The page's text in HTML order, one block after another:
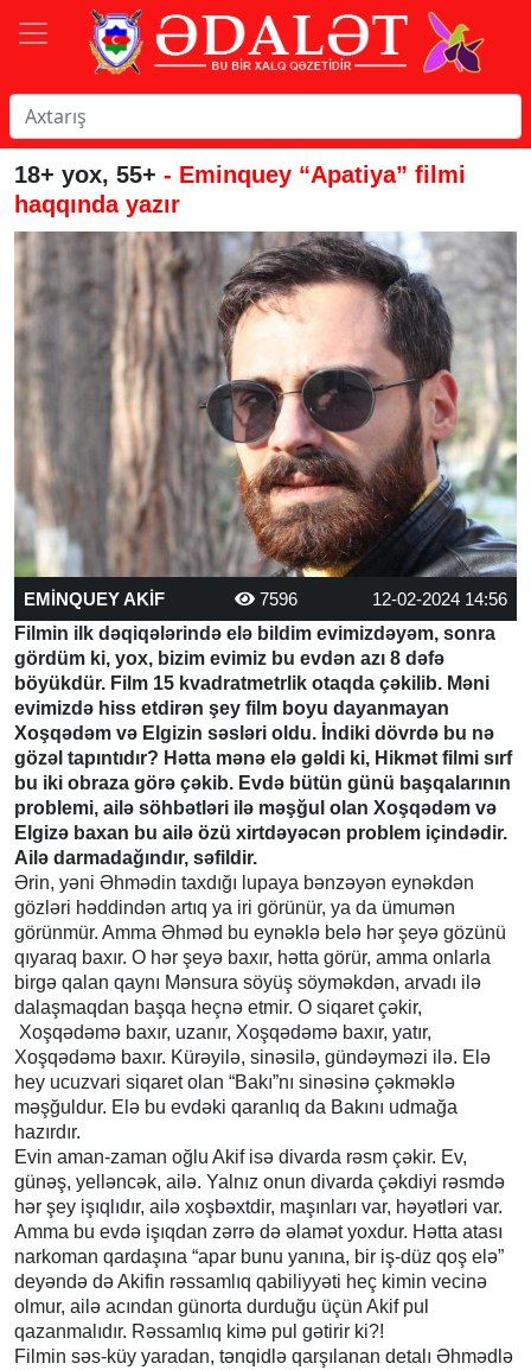
18+ yox, 55+ - Eminquey “Apatiya” filmi
haqqında yazır
EMİNQUEY AKİF 7596
12-02-2024 14:56
Filmin ilk dəqiqələrində elə bildim evimizdəyəm, sonra
gördüm ki, yox, bizim evimiz bu evdən azı 8 dəfə
böyükdür. Film 15 kvadratmetrlik otaqda çəkilib. Məni
evimizdə hiss etdirən şey film boyu dayanmayan
Xoşqədəm və Elgizin səsləri oldu. İndiki dövrdə bu nə
gözəl tapıntıdır? Hətta mənə elə gəldi ki, Hikmət filmi sırf
bu iki obraza görə çəkib. Evdə bütün günü başqalarının
problemi, ailə söhbətləri ilə məşğul olan Xoşqədəm və
Elgizə baxan bu ailə özü xirtdəyəcən problem içindədir.
Ailə darmadağındır, səfildir.
Ərin, yəni Əhmədin taxdığı lupaya bənzəyən eynəkdən
gözləri həddindən artıq ya iri görünür, ya da ümumən
görünmür. Amma Əhməd bu eynəklə belə hər şeyə gözünü
qıyaraq baxır. O hər şeyə baxır, hətta görür, amma onlarla
birgə qalan qaynı Mənsura söyüş söyməkdən, arvadı ilə
dalaşmaqdan başqa heçnə etmir. O siqaret çəkir,
Xoşqədəmə baxır, uzanır, Xoşqədəmə baxır, yatır,
Xoşqədəmə baxır. Kürəyilə, sinəsilə, gündəyməzi ilə. Elə
hey ucuzvari siqaret olan “Bakı”nı sinəsinə çəkməklə
məşğuldur. Elə bu evdəki qaranlıq da Bakını udmağa
hazırdır.
Evin aman-zaman oğlu Akif isə divarda rəsm çəkir. Ev,
günəş, yelləncək, ailə. Yalnız onun divarda çəkdiyi rəsmdə
hər şey işıqlıdır, ailə xoşbəxtdir, maşınları var, həyətləri var.
Amma bu evdə işıqdan zərrə də əlamət yoxdur. Hətta atası
narkoman qardaşına “apar bunu yanına, bir iş-düz qoş elə”
deyəndə də Akifin rəssamlıq qabiliyyəti heç kimin vecinə
olmur, ailə acından günorta durduğu üçün Akif pul
qazanmalıdır. Rəssamlıq kimə pul gətirir ki?!
Filmin səs-küy yaradan, tənqidlə qarşılanan detalı Əhmədlə